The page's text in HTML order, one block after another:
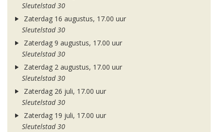
Sleutelstad 30
Zaterdag 16 augustus, 17.00 uur
Sleutelstad 30
Zaterdag 9 augustus, 17.00 uur
Sleutelstad 30
Zaterdag 2 augustus, 17.00 uur
Sleutelstad 30
Zaterdag 26 juli, 17.00 uur
Sleutelstad 30
Zaterdag 19 juli, 17.00 uur
Sleutelstad 30